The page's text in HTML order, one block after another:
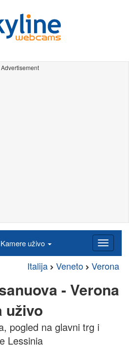
Advertisement
uživo
Italija Veneto Verona
- Verona
uživo
pogled na glavni trg i
Lessinia